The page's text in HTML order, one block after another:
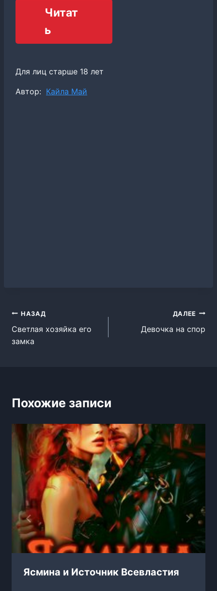
Читат
ь
Для лиц старше 18 лет
Метки
Автор: Кайла Май
Навигация
по
НАЗАД
Светлая хозяйка его
замка
ДАЛЕЕ
Девочка на спор
Похожие записи
Ясмина и Источник Всевластия